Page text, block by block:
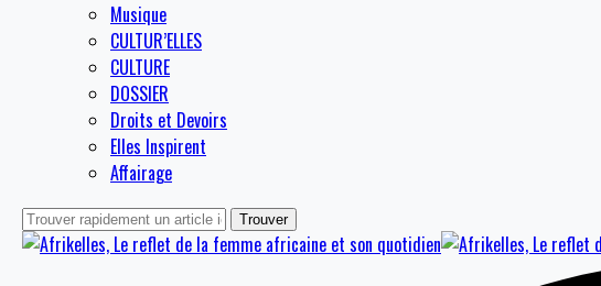
Musique
CULTUR’ELLES
CULTURE
DOSSIER
Droits et Devoirs
Elles Inspirent
Affairage